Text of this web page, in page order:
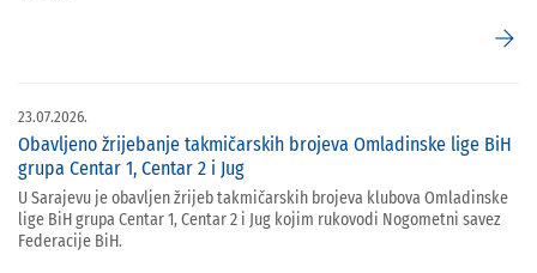
arrow_forward
23.07.2026.
Obavljeno žrijebanje takmičarskih brojeva Omladinske lige BiH
grupa Centar 1, Centar 2 i Jug
U Sarajevu je obavljen žrijeb takmičarskih brojeva klubova Omladinske
lige BiH grupa Centar 1, Centar 2 i Jug kojim rukovodi Nogometni savez
Federacije BiH.